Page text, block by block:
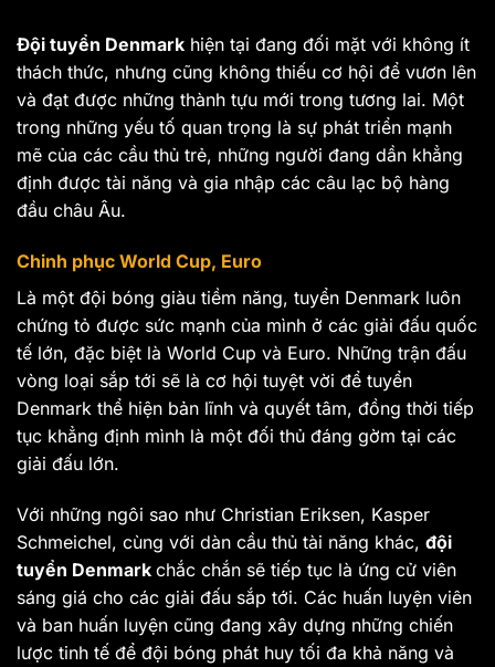
Đội tuyển Denmark hiện tại đang đối mặt với không ít
thách thức, nhưng cũng không thiếu cơ hội để vươn lên
và đạt được những thành tựu mới trong tương lai. Một
trong những yếu tố quan trọng là sự phát triển mạnh
mẽ của các cầu thủ trẻ, những người đang dần khẳng
định được tài năng và gia nhập các câu lạc bộ hàng
đầu châu Âu.
Chinh phục World Cup, Euro
Là một đội bóng giàu tiềm năng, tuyển Denmark luôn
chứng tỏ được sức mạnh của mình ở các giải đấu quốc
tế lớn, đặc biệt là World Cup và Euro. Những trận đấu
vòng loại sắp tới sẽ là cơ hội tuyệt vời để tuyển
Denmark thể hiện bản lĩnh và quyết tâm, đồng thời tiếp
tục khẳng định mình là một đối thủ đáng gờm tại các
giải đấu lớn.
Với những ngôi sao như Christian Eriksen, Kasper
Schmeichel, cùng với dàn cầu thủ tài năng khác, đội
tuyển Denmark chắc chắn sẽ tiếp tục là ứng cử viên
sáng giá cho các giải đấu sắp tới. Các huấn luyện viên
và ban huấn luyện cũng đang xây dựng những chiến
lược tinh tế để đội bóng phát huy tối đa khả năng và